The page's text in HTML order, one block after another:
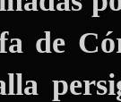
de